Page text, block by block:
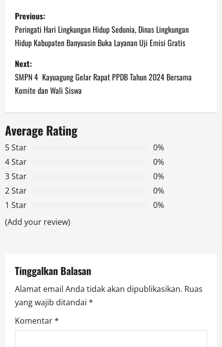
P
o
s
t
n
a
v
i
g
a
t
o
n
Previous:
Peringati Hari Lingkungan Hidup Sedunia, Dinas Lingkungan
Hidup Kabupaten Banyuasin Buka Layanan Uji Emisi Gratis
Next:
SMPN 4 Kayuagung Gelar Rapat PPDB Tahun 2024 Bersama
Komite dan Wali Siswa
Average Rating
5 Star
0%
4 Star
0%
3 Star
0%
2 Star
0%
1 Star
0%
(Add your review)
Tinggalkan Balasan
Alamat email Anda tidak akan dipublikasikan. Ruas
yang wajib ditandai *
Komentar*